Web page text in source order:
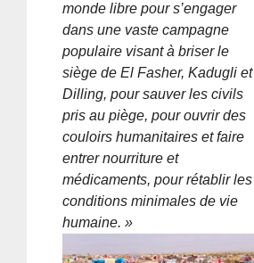
monde libre pour s’engager
dans une vaste campagne
populaire visant à briser le
siège de El Fasher, Kadugli et
Dilling, pour sauver les civils
pris au piège, pour ouvrir des
couloirs humanitaires et faire
entrer nourriture et
médicaments, pour rétablir les
conditions minimales de vie
humaine. »